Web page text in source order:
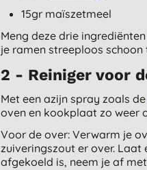
15gr maïszetmeel
Meng deze drie
je ramen streeploos schoon
2 - Reiniger voor
Met een azijn spray zoals de
oven en kookplaat zo weer
Voor de over: Verwarm je
zuiveringszout er over. Laat
afgekoeld is, neem je af